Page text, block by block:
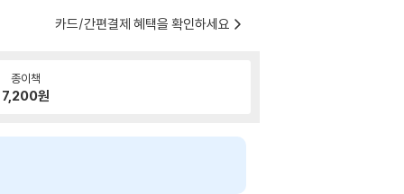
카드/간편결제 혜택을 확인하세요
종이책
7,200원